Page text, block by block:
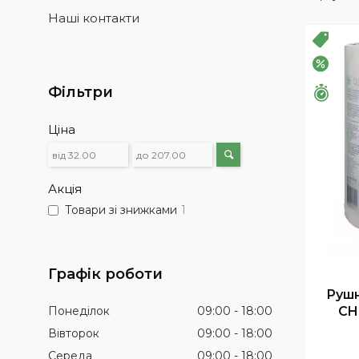
Наші контакти
Фільтри
Ціна
Акція
Товари зі знижками 1
Графік роботи
Понеділок 09:00
18:00
Вівторок
09:00
18:00
Середа
09:00 18:00